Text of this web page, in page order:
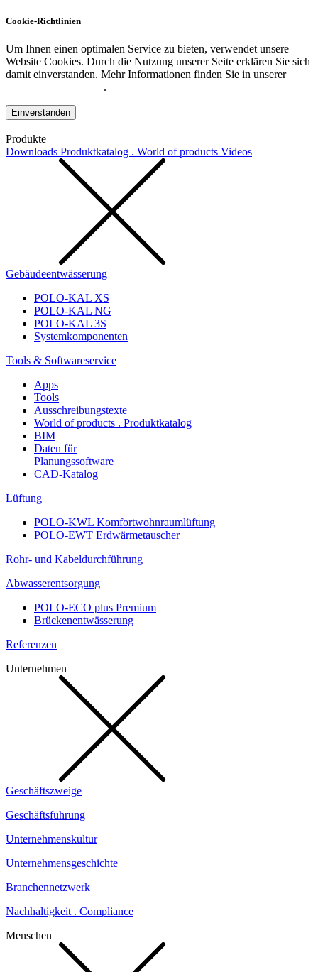
Cookie-Richtlinien
Um Ihnen einen optimalen Service zu bieten, verwendet unsere
Website Cookies. Durch die Nutzung unserer Seite erklären Sie sich
damit einverstanden. Mehr Informationen finden Sie in unserer
.
Einverstanden
Produkte
Downloads Produktkatalog . World of products Videos
Gebäudeentwässerung
POLO-KAL XS
POLO-KAL NG
POLO-KAL 3S
Systemkomponenten
Tools & Softwareservice
Apps
Tools
Ausschreibungstexte
World of products . Produktkatalog
BIM
Daten für
Planungssoftware
CAD-Katalog
Lüftung
POLO-KWL Komfortwohnraumlüftung
POLO-EWT Erdwärmetauscher
Rohr- und Kabeldurchführung
Abwasserentsorgung
POLO-ECO plus Premium
Brückenentwässerung
Referenzen
Unternehmen
Geschäftszweige
Geschäftsführung
Unternehmenskultur
Unternehmensgeschichte
Branchennetzwerk
Nachhaltigkeit . Compliance
Menschen